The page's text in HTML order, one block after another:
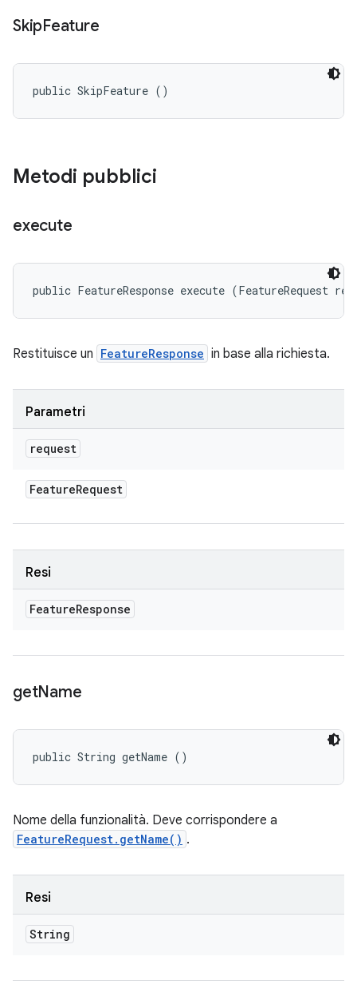
SkipFeature
public SkipFeature ()
Metodi pubblici
execute
public FeatureResponse execute (FeatureRequest
Restituisce un FeatureResponse in base alla richiesta.
Parametri
request
FeatureRequest
Resi
FeatureResponse
getName
public String getName ()
Nome della funzionalità. Deve corrispondere a
FeatureRequest.getName() .
Resi
String